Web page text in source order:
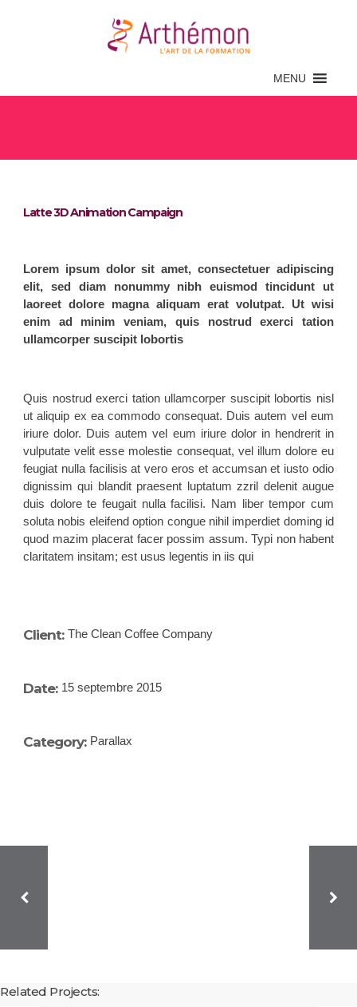
MENU
Latte 3D Animation Campaign
Lorem ipsum dolor sit amet, consectetuer adipiscing
elit, sed diam nonummy nibh euismod tincidunt ut
laoreet dolore magna aliquam erat volutpat. Ut wisi
enim ad minim veniam, quis nostrud exerci tation
ullamcorper suscipit lobortis
Quis nostrud exerci tation ullamcorper suscipit lobortis nisl
ut aliquip ex ea commodo consequat. Duis autem vel eum
iriure dolor. Duis autem vel eum iriure dolor in hendrerit in
vulputate velit esse molestie consequat, vel illum dolore eu
feugiat nulla facilisis at vero eros et accumsan et iusto odio
dignissim qui blandit praesent luptatum zzril delenit augue
duis dolore te feugait nulla facilisi. Nam liber tempor cum
soluta nobis eleifend option congue nihil imperdiet doming id
quod mazim placerat facer possim assum. Typi non habent
claritatem insitam; est usus legentis in iis qui
Client: The Clean Coffee Company
Date: 15 septembre 2015
Category: Parallax
Related Projects: